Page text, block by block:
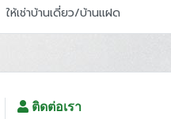
ให้เช่าบ้านเดี่ยว/บ้านแฝด
ติดต่อเรา